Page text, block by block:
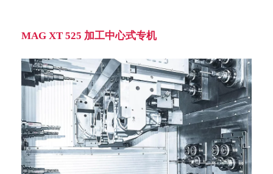
MAG XT 525 加工中心式专机